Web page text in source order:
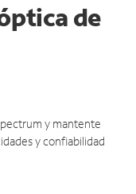
de
y mantente
y confiabilidad